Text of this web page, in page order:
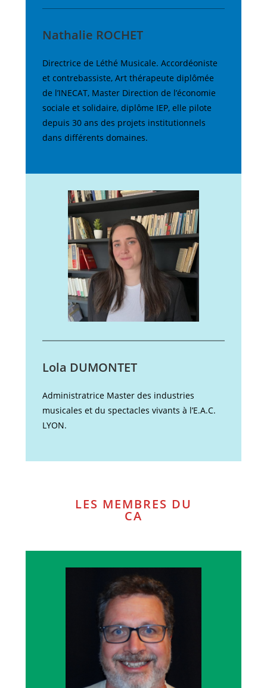
Nathalie ROCHET
Directrice de Léthé Musicale. Accordéoniste
et contrebassiste, Art thérapeute diplômée
de l’INECAT, Master Direction de l’économie
sociale et solidaire, diplôme IEP, elle pilote
depuis 30 ans des projets institutionnels
dans différents domaines.
Lola DUMONTET
Administratrice Master des industries
musicales et du spectacles vivants à l’E.A.C.
LYON.
LES MEMBRES DU
CA